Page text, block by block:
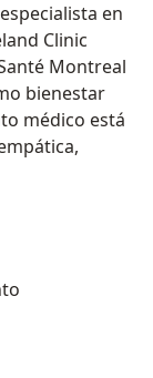
en
Clinic
Montreal
bienestar
médico está